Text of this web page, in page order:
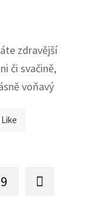
zdravější
či svačině,
voňavý
9